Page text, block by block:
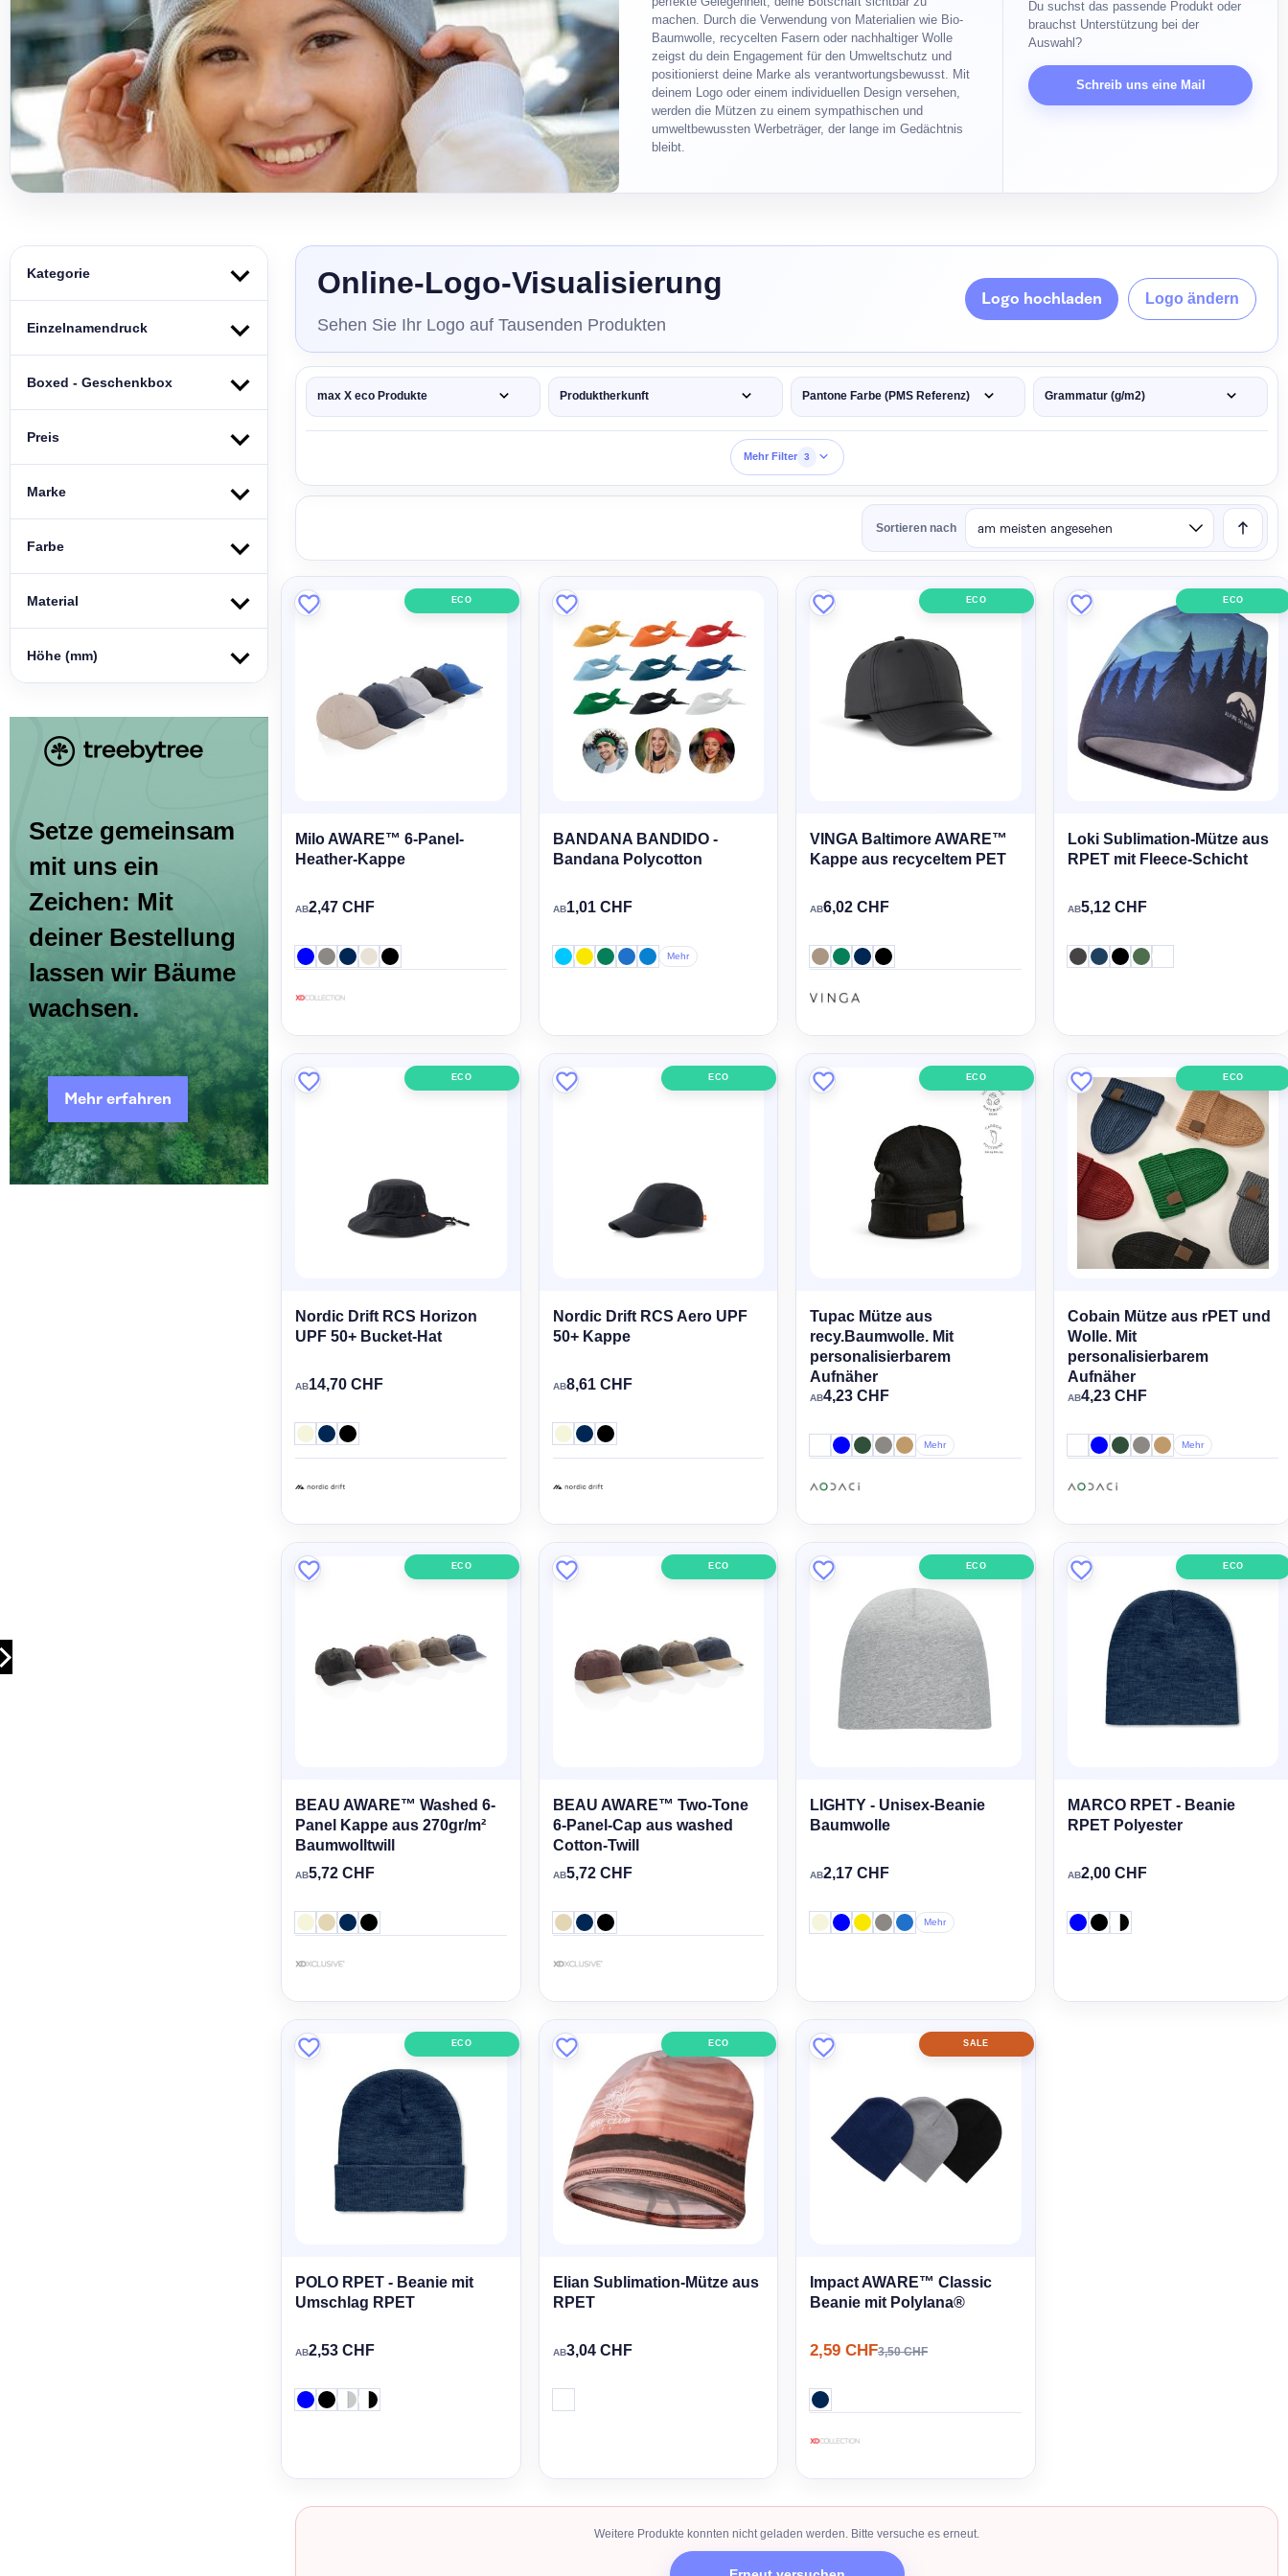
machen. Durch die Verwendung von Materialien wie Bio-
Baumwolle, recycelten Fasern oder nachhaltiger Wolle
zeigst du dein Engagement für den Umweltschutz und
positionierst deine Marke als verantwortungsbewusst. Mit
deinem Logo oder einem individuellen Design versehen,
werden die Mützen zu einem sympathischen und
umweltbewussten Werbeträger, der lange im Gedächtnis
bleibt.
Du suchst das passende Produkt oder
brauchst Unterstützung bei der
Auswahl?
Schreib uns eine Mail
Online-Logo-Visualisierung
Sehen Sie Ihr Logo auf Tausenden Produkten
Logo hochladen Logo ändern
max X eco Produkte Produktherkunft Pantone Farbe (PMS Referenz) Grammatur (g/m2)
Mehr Filter 3
Sortieren nach
ECO
Milo AWARE™ 6-Panel-
Heather-Kappe
AB2,47 CHF
BANDANA BANDIDO -
Bandana Polycotton
Mehr
AB1,01 CHF
ECO
VINGA Baltimore AWARE™
Kappe aus recyceltem PET
AB6,02 CHF
ECO
Loki Sublimation-Mütze aus
RPET mit Fleece-Schicht
AB5,12 CHF
ECO
Nordic Drift RCS Horizon
UPF 50+ Bucket-Hat
AB14,70 CHF
ECO
Nordic Drift RCS Aero UPF
50+ Kappe
AB8,61 CHF
ECO
Tupac Mütze aus
recy.Baumwolle. Mit
personalisierbarem
Aufnäher
Mehr
AB4,23 CHF
ECO
Cobain Mütze aus rPET und
Wolle. Mit
personalisierbarem
Aufnäher
Mehr
AB4,23 CHF
ECO
BEAU AWARE™ Washed 6-
Panel Kappe aus 270gr/m²
Baumwolltwill
AB5,72 CHF
ECO
BEAU AWARE™ Two-Tone
6-Panel-Cap aus washed
Cotton-Twill
AB5,72 CHF
ECO
LIGHTY - Unisex-Beanie
Baumwolle
Mehr
AB2,17 CHF
ECO
MARCO RPET - Beanie
RPET Polyester
AB2,00 CHF
ECO
POLO RPET - Beanie mit
Umschlag RPET
AB2,53 CHF
ECO
Elian Sublimation-Mütze aus
RPET
AB3,04 CHF
SALE
Impact AWARE™ Classic
Beanie mit Polylana®
2,59 CHF3,50 CHF
Weitere Produkte konnten nicht geladen werden. Bitte versuche es erneut.
Kategorie
Einzelnamendruck
Boxed - Geschenkbox
Preis
Marke
Farbe
Material
Höhe (mm)
Setze gemeinsam
mit uns ein
Zeichen: Mit
deiner Bestellung
lassen wir Bäume
wachsen.
Mehr erfahren